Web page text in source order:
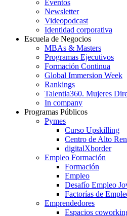
Eventos
Newsletter
Videopodcast
Identidad corporativa
Escuela de Negocios
MBAs & Masters
Programas Ejecutivos
Formación Continua
Global Immersion Week
Rankings
Talentia360. Mujeres
In company
Programas Públicos
Pymes
Curso Upskilling
Centro de Alto
digitalXborder
Empleo Formación
Formación
Empleo
Desafío Empleo
Factorías de
Emprendedores
Espacios